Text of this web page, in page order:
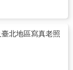
傳統農業的特色，
茶葉、砂糖、
；以珍貴圖片引導
灣漁業、礦業充滿
傳統工藝家展示的
化的璀璨成就。
一本台灣產業文明
臺北地區寫真老照